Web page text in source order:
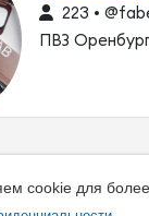
223 •
ПВЗ
cookie для